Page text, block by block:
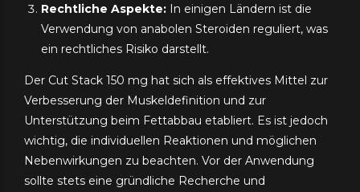
Rechtliche Aspekte: In einigen Ländern ist die
Verwendung von anabolen Steroiden reguliert, was
ein rechtliches Risiko darstellt.
Der Cut Stack 150 mg hat sich als effektives Mittel zur
Verbesserung der Muskeldefinition und zur
Unterstützung beim Fettabbau etabliert. Es ist jedoch
wichtig, die individuellen Reaktionen und möglichen
Nebenwirkungen zu beachten. Vor der Anwendung
sollte stets eine gründliche Recherche und